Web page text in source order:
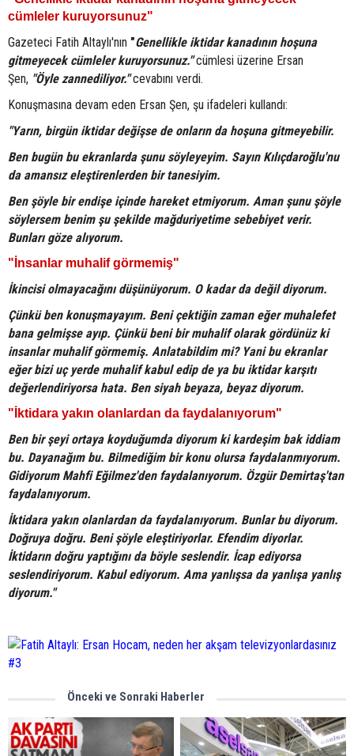
cümleler kuruyorsunuz"
Gazeteci Fatih Altaylı'nın "Genellikle iktidar kanadının hoşuna
gitmeyecek cümleler kuruyorsunuz."cümlesi üzerine Ersan
Şen, "Öyle zannediliyor."cevabını verdi.
Konuşmasına devam eden Ersan Şen, şu ifadeleri kullandı:
"Yarın, birgün iktidar değişse de onların da hoşuna gitmeyebilir.
Ben bugün bu ekranlarda şunu söyleyeyim. Sayın Kılıçdaroğlu'nu
da amansız eleştirenlerden bir tanesiyim.
Ben şöyle bir endişe içinde hareket etmiyorum. Aman şunu şöyle
söylersem benim şu şekilde mağduriyetime sebebiyet verir.
Bunları göze alıyorum.
"İnsanlar muhalif görmemiş"
İkincisi olmayacağını düşünüyorum. O kadar da değil diyorum.
Çünkü ben konuşmayayım. Beni çektiğin zaman eğer muhalefet
bana gelmişse ayıp. Çünkü beni bir muhalif olarak gördünüz ki
insanlar muhalif görmemiş. Anlatabildim mi? Yani bu ekranlar
eğer bizi uç yerde muhalif kabul edip de ya bu iktidar karşıtı
değerlendiriyorsa hata. Ben siyah beyaza, beyaz diyorum.
"İktidara yakın olanlardan da faydalanıyorum"
Ben bir şeyi ortaya koyduğumda diyorum ki kardeşim bak iddiam
bu. Dayanağım bu. Bilmediğim bir konu olursa faydalanmıyorum.
Gidiyorum Mahfi Eğilmez'den faydalanıyorum. Özgür Demirtaş'tan
faydalanıyorum.
İktidara yakın olanlardan da faydalanıyorum. Bunlar bu diyorum.
Doğruya doğru. Beni şöyle eleştiriyorlar. Efendim diyorlar.
İktidarın doğru yaptığını da böyle seslendir. İcap ediyorsa
seslendiriyorum. Kabul ediyorum. Ama yanlışsa da yanlışa yanlış
diyorum."
Önceki ve Sonraki Haberler